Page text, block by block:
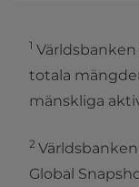
1
totala
mänskliga
2
Global